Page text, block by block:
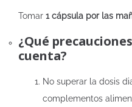
Tomar 1 cápsula por las
¿Qué
cuenta?
No superar la dosis
complementos